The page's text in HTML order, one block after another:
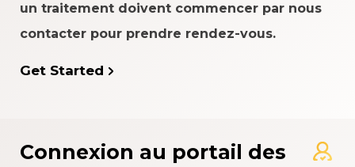
un traitement doivent commencer par nous
contacter pour prendre rendez-vous.
Get Started
Connexion au portail des